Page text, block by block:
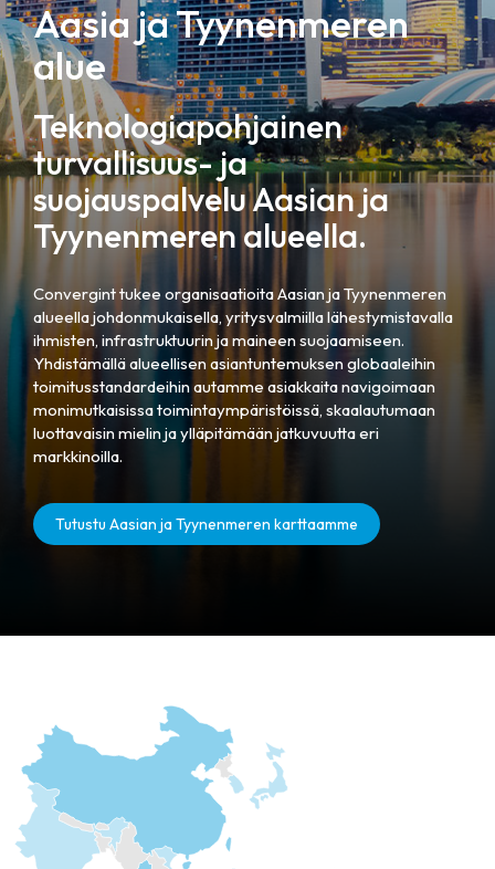
Aasia ja Tyynenmeren
alue
Teknologiapohjainen
turvallisuus- ja
suojauspalvelu Aasian ja
Tyynenmeren alueella.
Convergint tukee organisaatioita Aasian ja Tyynenmeren
alueella johdonmukaisella, yritysvalmiilla lähestymistavalla
ihmisten, infrastruktuurin ja maineen suojaamiseen.
Yhdistämällä alueellisen asiantuntemuksen globaaleihin
toimitusstandardeihin autamme asiakkaita navigoimaan
monimutkaisissa toimintaympäristöissä, skaalautumaan
luottavaisin mielin ja ylläpitämään jatkuvuutta eri
markkinoilla.
Tutustu Aasian ja Tyynenmeren karttaamme